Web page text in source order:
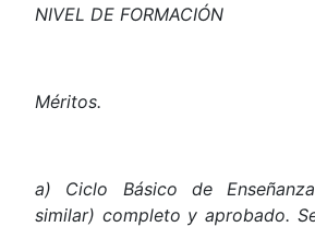
NIVEL DE FORMACIÓN
Méritos.
a) Ciclo Básico de
similar) completo y aprobado.